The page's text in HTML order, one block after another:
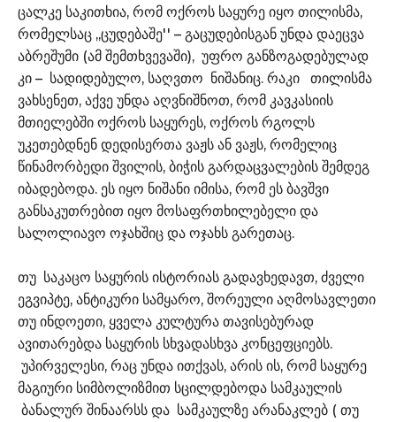
ცალკე საკითხია, რომ ოქროს საყურე იყო თილისმა,
რომელსაც ,,ცუდებაშე'' – გაცუდებისგან უნდა დაეცვა
აბრეშუმი (ამ შემთხვევაში), უფრო განზოგადებულად
კი – სადიდებულო, საღვთო ნიშანიც. რაკი თილისმა
ვახსენეთ, აქვე უნდა აღვნიშნოთ, რომ კავკასიის
მთიელებში ოქროს საყურეს, ოქროს რგოლს
უკეთებდნენ დედისერთა ვაჟს ან ვაჟს, რომელიც
წინამორბედი შვილის, ბიჭის გარდაცვალების შემდეგ
იბადებოდა. ეს იყო ნიშანი იმისა, რომ ეს ბავშვი
განსაკუთრებით იყო მოსაფრთხილებელი და
სალოლიავო ოჯახშიც და ოჯახს გარეთაც.
თუ საკაცო საყურის ისტორიას გადავხედავთ, ძველი
ეგვიპტე, ანტიკური სამყარო, შორეული აღმოსავლეთი
თუ ინდოეთი, ყველა კულტურა თავისებურად
ავითარებდა საყურის სხვადასხვა კონცეფციებს.
უპირველესი, რაც უნდა ითქვას, არის ის, რომ საყურე
მაგიური სიმბოლიზმით სცილდებოდა სამკაულის
ბანალურ შინაარსს და სამკაულზე არანაკლებ ( თუ